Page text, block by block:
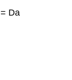
Da